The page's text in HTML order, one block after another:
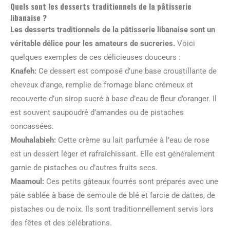
Quels sont les desserts traditionnels de la pâtisserie
libanaise ?
Les desserts traditionnels de la pâtisserie libanaise sont un
véritable délice pour les amateurs de sucreries. Voici
quelques exemples de ces délicieuses douceurs :
Knafeh: Ce dessert est composé d’une base croustillante de
cheveux d’ange, remplie de fromage blanc crémeux et
recouverte d’un sirop sucré à base d’eau de fleur d’oranger. Il
est souvent saupoudré d’amandes ou de pistaches
concassées.
Mouhalabieh: Cette crème au lait parfumée à l’eau de rose
est un dessert léger et rafraîchissant. Elle est généralement
garnie de pistaches ou d’autres fruits secs.
Maamoul: Ces petits gâteaux fourrés sont préparés avec une
pâte sablée à base de semoule de blé et farcie de dattes, de
pistaches ou de noix. Ils sont traditionnellement servis lors
des fêtes et des célébrations.